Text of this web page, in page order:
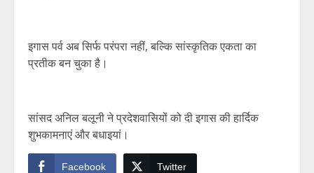
इगास पर्व अब सिर्फ परंपरा नहीं, बल्कि सांस्कृतिक एकता का
प्रतीक बन चुका है।
सांसद अनिल बलूनी ने प्रदेशवासियों को दी इगास की हार्दिक
शुभकामनाएं और बधाइयां।
Facebook Twitter